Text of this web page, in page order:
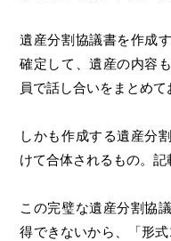
遺産分割協議書を作成
確定して、遺産の内容
員で話し合いをまとめて
しかも作成する遺産分
けて合体されるもの。記
この完璧な遺産分割協
得できないから、「形